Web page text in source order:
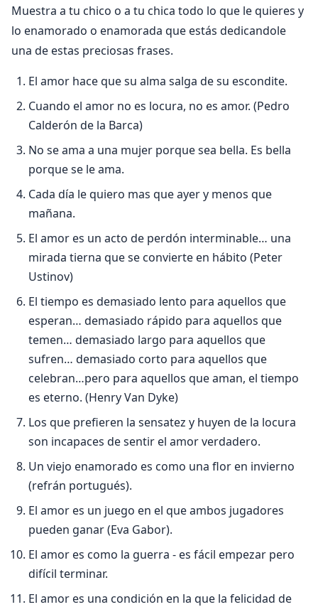
Muestra a tu chico o a tu chica todo lo que le quieres y
lo enamorado o enamorada que estás dedicandole
una de estas preciosas frases.
El amor hace que su alma salga de su escondite.
Cuando el amor no es locura, no es amor. (Pedro
Calderón de la Barca)
No se ama a una mujer porque sea bella. Es bella
porque se le ama.
Cada dí­a le quiero mas que ayer y menos que
mañana.
El amor es un acto de perdón interminable… una
mirada tierna que se convierte en hábito (Peter
Ustinov)
El tiempo es demasiado lento para aquellos que
esperan… demasiado rápido para aquellos que
temen… demasiado largo para aquellos que
sufren… demasiado corto para aquellos que
celebran…pero para aquellos que aman, el tiempo
es eterno. (Henry Van Dyke)
Los que prefieren la sensatez y huyen de la locura
son incapaces de sentir el amor verdadero.
Un viejo enamorado es como una flor en invierno
(refrán portugués).
El amor es un juego en el que ambos jugadores
pueden ganar (Eva Gabor).
El amor es como la guerra - es fácil empezar pero
difí­cil terminar.
El amor es una condición en la que la felicidad de